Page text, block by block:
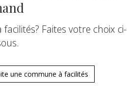
Faites votre choix ci-
une commune à facilités